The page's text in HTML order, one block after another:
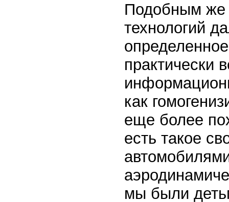
Подобным же
технологий
практически
как
еще более
есть такое
мы были